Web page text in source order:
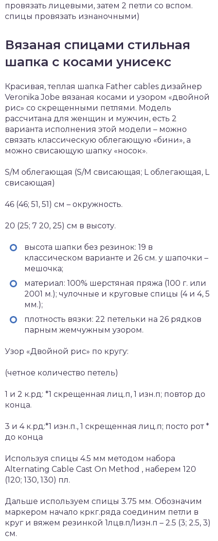
провязать лицевыми, затем 2 петли со вспом.
спицы провязать изнаночными)
Вязаная спицами стильная
шапка с косами унисекс
Красивая, теплая шапка Father cables дизайнер
Veronika Jobe вязаная косами и узором «двойной
рис» со скрещенными петлями. Модель
рассчитана для женщин и мужчин, есть 2
варианта исполнения этой модели – можно
связать классическую облегающую «бини», а
можно свисающую шапку «носок».
S/M облегающая (S/M свисающая; L облегающая, L
свисающая)
46 (46; 51, 51) см – окружность.
20 (25; 7 20, 25) см в высоту.
высота шапки без резинок: 19 в
классическом варианте и 26 см. у шапочки –
мешочка;
материал: 100% шерстяная пряжа (100 г. или
2001 м.); чулочные и круговые спицы (4 и 4, 5
мм.);
плотность вязки: 22 петельки на 26 рядков
парным жемчужным узором.
Узор «Двойной рис» по кругу:
(четное количество петель)
1 и 2 к.рд: *1 скрещенная лиц.п, 1 изн.п; повтор до
конца.
3 и 4 к.рд:*1 изн.п., 1 скрещенная лиц.п; посто рот *
до конца
Используя спицы 4.5 мм методом набора
Alternating Cable Cast On Method , наберем 120
(120; 130, 130) пл.
Дальше используем спицы 3.75 мм. Обозначим
маркером начало кркг.ряда соединим петли в
круг и вяжем резинкой 1лцв.п/1изн.п – 2.5 (3; 2.5, 3)
см.